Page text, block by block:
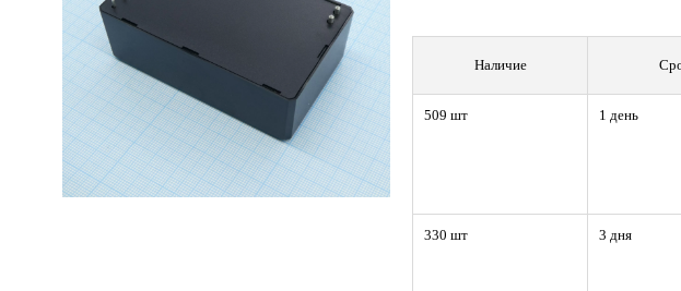
Наличие
509 шт 1 день
330 шт 3 дня